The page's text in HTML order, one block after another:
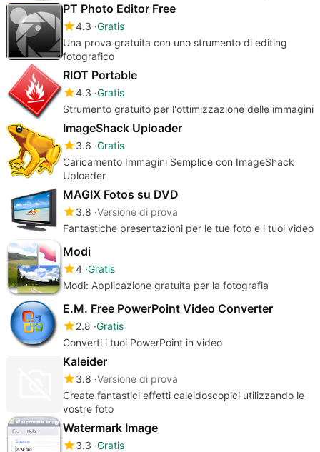
PT Photo Editor Free
4.3 Gratis
Una prova gratuita con uno strumento di editing
fotografico
RIOT Portable
4.3 Gratis
Strumento gratuito per l'ottimizzazione delle immagini
ImageShack Uploader
3.6 Gratis
Caricamento Immagini Semplice con ImageShack
Uploader
MAGIX Fotos su DVD
3.8 Versione di prova
Fantastiche presentazioni per le tue foto e i tuoi video
Modi
4 Gratis
Modi: Applicazione gratuita per la fotografia
E.M. Free PowerPoint Video Converter
2.8 Gratis
Converti i tuoi PowerPoint in video
Kaleider
3.8 Versione di prova
Create fantastici effetti caleidoscopici utilizzando le
vostre foto
Watermark Image
3.3 Gratis